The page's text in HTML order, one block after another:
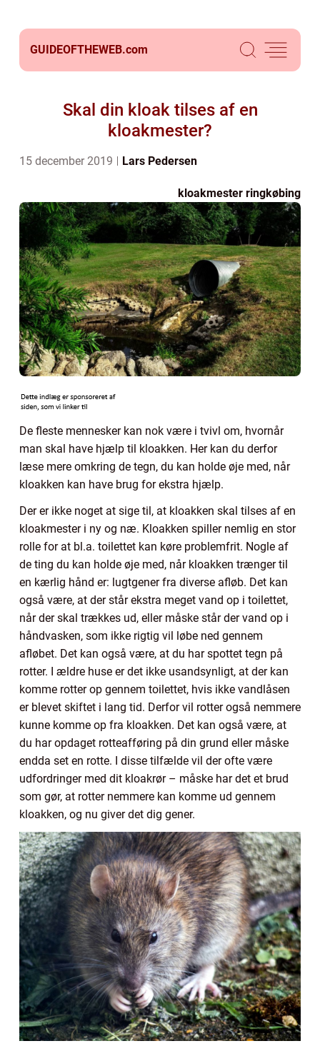
GUIDEOFTHEWEB.com
Skal din kloak tilses af en
kloakmester?
15 december 2019 Lars Pedersen
kloakmester ringkøbing
De fleste mennesker kan nok være i tvivl om, hvornår
man skal have hjælp til kloakken. Her kan du derfor
læse mere omkring de tegn, du kan holde øje med, når
kloakken kan have brug for ekstra hjælp.
Der er ikke noget at sige til, at kloakken skal tilses af en
kloakmester i ny og næ. Kloakken spiller nemlig en stor
rolle for at bl.a. toilettet kan køre problemfrit. Nogle af
de ting du kan holde øje med, når kloakken trænger til
en kærlig hånd er: lugtgener fra diverse afløb. Det kan
også være, at der står ekstra meget vand op i toilettet,
når der skal trækkes ud, eller måske står der vand op i
håndvasken, som ikke rigtig vil løbe ned gennem
afløbet. Det kan også være, at du har spottet tegn på
rotter. I ældre huse er det ikke usandsynligt, at der kan
komme rotter op gennem toilettet, hvis ikke vandlåsen
er blevet skiftet i lang tid. Derfor vil rotter også nemmere
kunne komme op fra kloakken. Det kan også være, at
du har opdaget rotteafføring på din grund eller måske
endda set en rotte. I disse tilfælde vil der ofte være
udfordringer med dit kloakrør – måske har det et brud
som gør, at rotter nemmere kan komme ud gennem
kloakken, og nu giver det dig gener.